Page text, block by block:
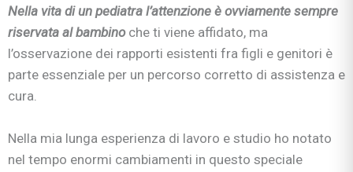
Nella vita di un pediatra l’attenzione è ovviamente sempre
riservata al bambino che ti viene affidato, ma
l’osservazione dei rapporti esistenti fra figli e genitori è
parte essenziale per un percorso corretto di assistenza e
cura.
Nella mia lunga esperienza di lavoro e studio ho notato
nel tempo enormi cambiamenti in questo speciale